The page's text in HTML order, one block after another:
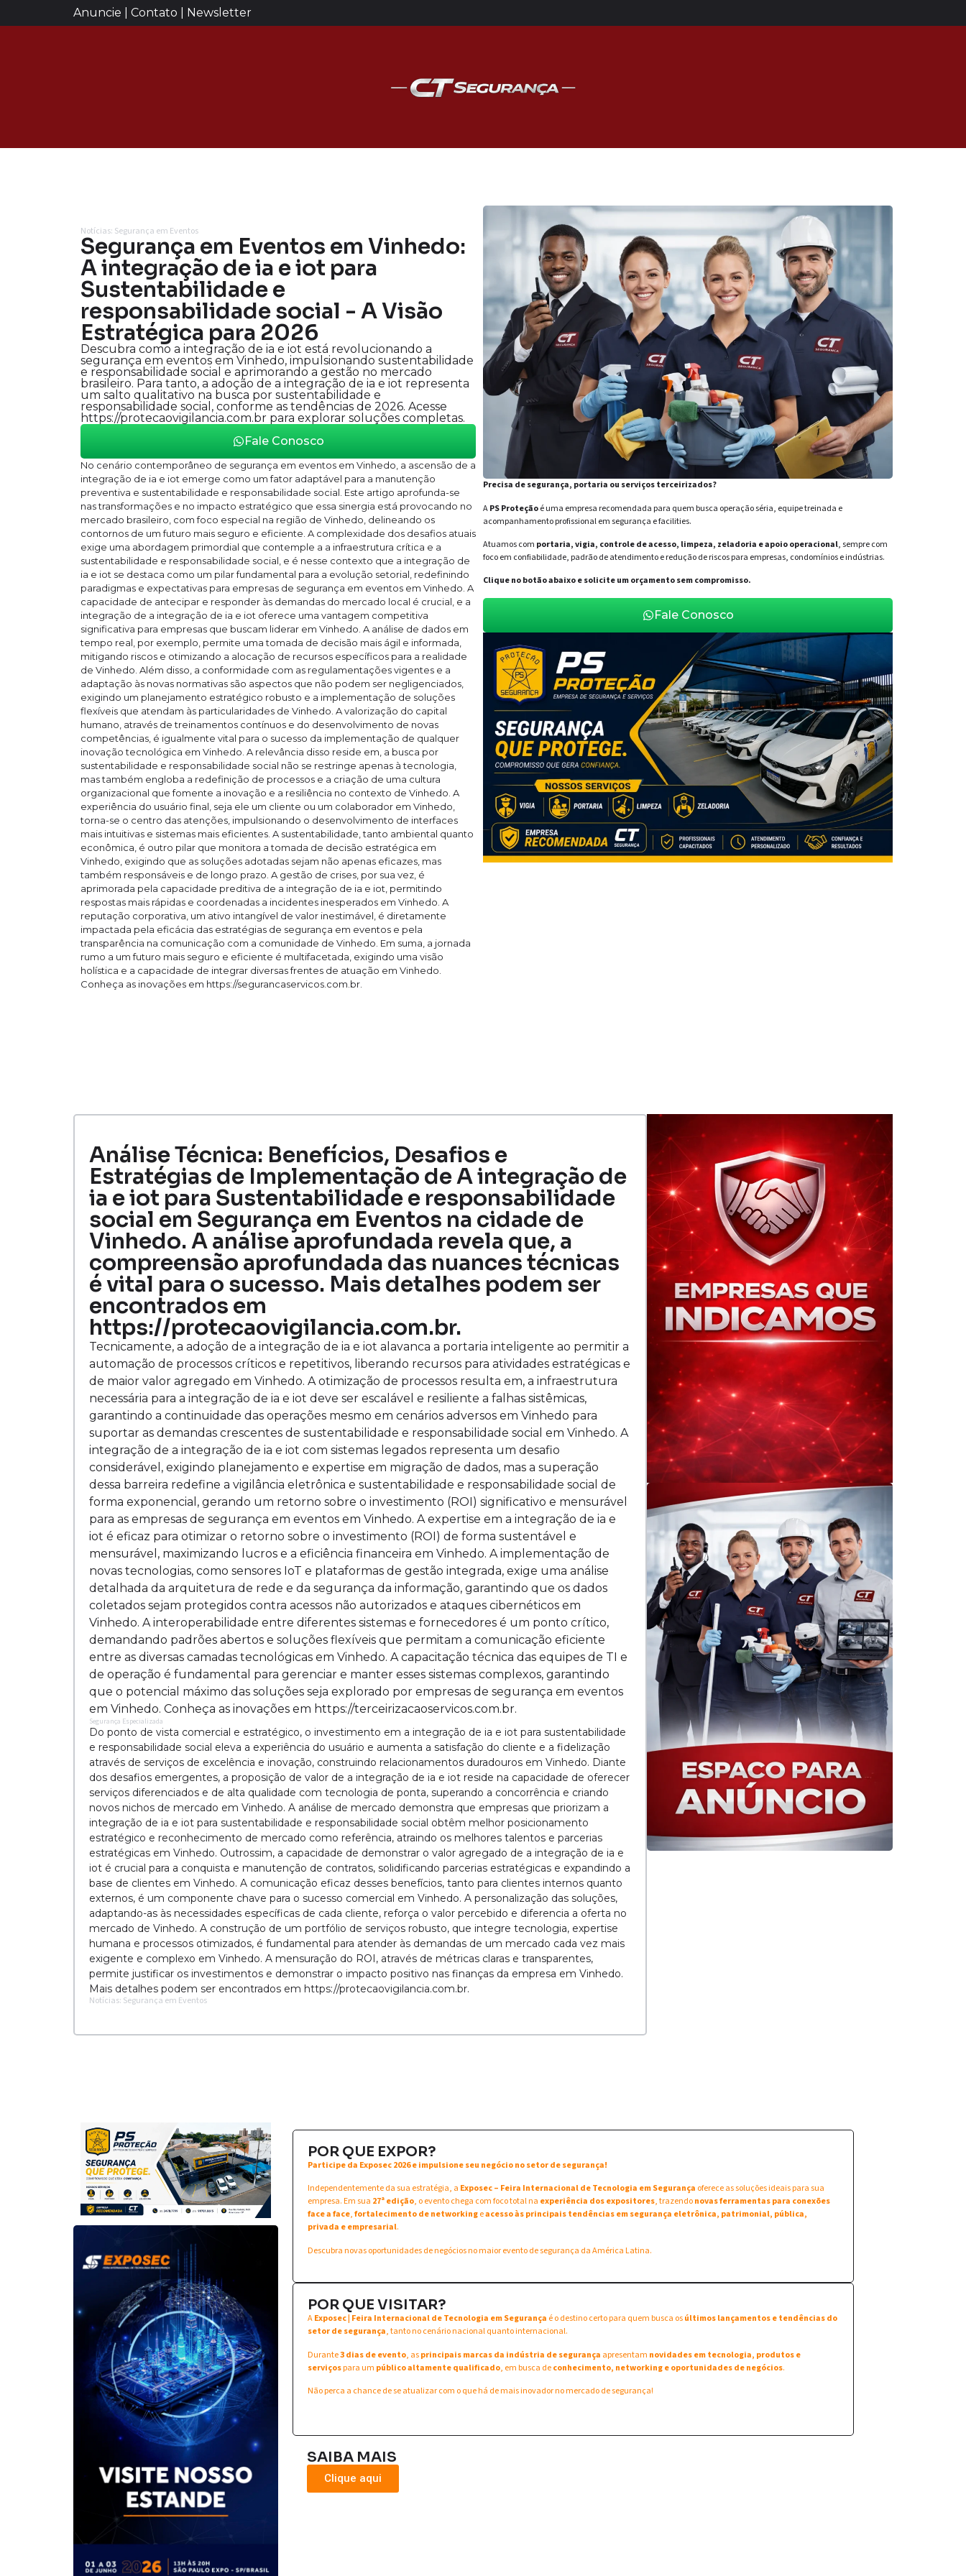
Anuncie | Contato | Newsletter
Notícias: Segurança em Eventos
Segurança em Eventos em Vinhedo:
A integração de ia e iot para
Sustentabilidade e
responsabilidade social - A Visão
Estratégica para 2026
Descubra como a integração de ia e iot está revolucionando a
segurança em eventos em Vinhedo, impulsionando sustentabilidade
e responsabilidade social e aprimorando a gestão no mercado
brasileiro. Para tanto, a adoção de a integração de ia e iot representa
um salto qualitativo na busca por sustentabilidade e
responsabilidade social, conforme as tendências de 2026. Acesse
https://protecaovigilancia.com.br para explorar soluções completas.
Fale Conosco
No cenário contemporâneo de segurança em eventos em Vinhedo, a ascensão de a
integração de ia e iot emerge como um fator adaptável para a manutenção
preventiva e sustentabilidade e responsabilidade social. Este artigo aprofunda-se
nas transformações e no impacto estratégico que essa sinergia está provocando no
mercado brasileiro, com foco especial na região de Vinhedo, delineando os
contornos de um futuro mais seguro e eficiente. A complexidade dos desafios atuais
exige uma abordagem primordial que contemple a a infraestrutura crítica e a
sustentabilidade e responsabilidade social, e é nesse contexto que a integração de
ia e iot se destaca como um pilar fundamental para a evolução setorial, redefinindo
paradigmas e expectativas para empresas de segurança em eventos em Vinhedo. A
capacidade de antecipar e responder às demandas do mercado local é crucial, e a
integração de a integração de ia e iot oferece uma vantagem competitiva
significativa para empresas que buscam liderar em Vinhedo. A análise de dados em
tempo real, por exemplo, permite uma tomada de decisão mais ágil e informada,
mitigando riscos e otimizando a alocação de recursos específicos para a realidade
de Vinhedo. Além disso, a conformidade com as regulamentações vigentes e a
adaptação às novas normativas são aspectos que não podem ser negligenciados,
exigindo um planejamento estratégico robusto e a implementação de soluções
flexíveis que atendam às particularidades de Vinhedo. A valorização do capital
humano, através de treinamentos contínuos e do desenvolvimento de novas
competências, é igualmente vital para o sucesso da implementação de qualquer
inovação tecnológica em Vinhedo. A relevância disso reside em, a busca por
sustentabilidade e responsabilidade social não se restringe apenas à tecnologia,
mas também engloba a redefinição de processos e a criação de uma cultura
organizacional que fomente a inovação e a resiliência no contexto de Vinhedo. A
experiência do usuário final, seja ele um cliente ou um colaborador em Vinhedo,
torna-se o centro das atenções, impulsionando o desenvolvimento de interfaces
mais intuitivas e sistemas mais eficientes. A sustentabilidade, tanto ambiental quanto
econômica, é outro pilar que monitora a tomada de decisão estratégica em
Vinhedo, exigindo que as soluções adotadas sejam não apenas eficazes, mas
também responsáveis e de longo prazo. A gestão de crises, por sua vez, é
aprimorada pela capacidade preditiva de a integração de ia e iot, permitindo
respostas mais rápidas e coordenadas a incidentes inesperados em Vinhedo. A
reputação corporativa, um ativo intangível de valor inestimável, é diretamente
impactada pela eficácia das estratégias de segurança em eventos e pela
transparência na comunicação com a comunidade de Vinhedo. Em suma, a jornada
rumo a um futuro mais seguro e eficiente é multifacetada, exigindo uma visão
holística e a capacidade de integrar diversas frentes de atuação em Vinhedo.
Conheça as inovações em https://segurancaservicos.com.br.
Precisa de segurança, portaria ou serviços terceirizados?
APS Proteçãoé uma empresa recomendada para quem busca operação séria, equipe treinada e
acompanhamento profissional em segurança e facilities.
Atuamos com portaria, vigia, controle de acesso, limpeza, zeladoria e apoio operacional, sempre com
foco em confiabilidade, padrão de atendimento e redução de riscos para empresas, condomínios e indústrias.
Clique no botão abaixo e solicite um orçamento sem compromisso.
Fale Conosco
Análise Técnica: Benefícios, Desafios e
Estratégias de Implementação de A integração de
ia e iot para Sustentabilidade e responsabilidade
social em Segurança em Eventos na cidade de
Vinhedo. A análise aprofundada revela que, a
compreensão aprofundada das nuances técnicas
é vital para o sucesso. Mais detalhes podem ser
encontrados em
https://protecaovigilancia.com.br.
Tecnicamente, a adoção de a integração de ia e iot alavanca a portaria inteligente ao permitir a
automação de processos críticos e repetitivos, liberando recursos para atividades estratégicas e
de maior valor agregado em Vinhedo. A otimização de processos resulta em, a infraestrutura
necessária para a integração de ia e iot deve ser escalável e resiliente a falhas sistêmicas,
garantindo a continuidade das operações mesmo em cenários adversos em Vinhedo para
suportar as demandas crescentes de sustentabilidade e responsabilidade social em Vinhedo. A
integração de a integração de ia e iot com sistemas legados representa um desafio
considerável, exigindo planejamento e expertise em migração de dados, mas a superação
dessa barreira redefine a vigilância eletrônica e sustentabilidade e responsabilidade social de
forma exponencial, gerando um retorno sobre o investimento (ROI) significativo e mensurável
para as empresas de segurança em eventos em Vinhedo. A expertise em a integração de ia e
iot é eficaz para otimizar o retorno sobre o investimento (ROI) de forma sustentável e
mensurável, maximizando lucros e a eficiência financeira em Vinhedo. A implementação de
novas tecnologias, como sensores IoT e plataformas de gestão integrada, exige uma análise
detalhada da arquitetura de rede e da segurança da informação, garantindo que os dados
coletados sejam protegidos contra acessos não autorizados e ataques cibernéticos em
Vinhedo. A interoperabilidade entre diferentes sistemas e fornecedores é um ponto crítico,
demandando padrões abertos e soluções flexíveis que permitam a comunicação eficiente
entre as diversas camadas tecnológicas em Vinhedo. A capacitação técnica das equipes de TI e
de operação é fundamental para gerenciar e manter esses sistemas complexos, garantindo
que o potencial máximo das soluções seja explorado por empresas de segurança em eventos
em Vinhedo. Conheça as inovações em https://terceirizacaoservicos.com.br.
Segurança Especializada
Do ponto de vista comercial e estratégico, o investimento em a integração de ia e iot para sustentabilidade
e responsabilidade social eleva a experiência do usuário e aumenta a satisfação do cliente e a fidelização
através de serviços de excelência e inovação, construindo relacionamentos duradouros em Vinhedo. Diante
dos desafios emergentes, a proposição de valor de a integração de ia e iot reside na capacidade de oferecer
serviços diferenciados e de alta qualidade com tecnologia de ponta, superando a concorrência e criando
novos nichos de mercado em Vinhedo. A análise de mercado demonstra que empresas que priorizam a
integração de ia e iot para sustentabilidade e responsabilidade social obtêm melhor posicionamento
estratégico e reconhecimento de mercado como referência, atraindo os melhores talentos e parcerias
estratégicas em Vinhedo. Outrossim, a capacidade de demonstrar o valor agregado de a integração de ia e
iot é crucial para a conquista e manutenção de contratos, solidificando parcerias estratégicas e expandindo a
base de clientes em Vinhedo. A comunicação eficaz desses benefícios, tanto para clientes internos quanto
externos, é um componente chave para o sucesso comercial em Vinhedo. A personalização das soluções,
adaptando-as às necessidades específicas de cada cliente, reforça o valor percebido e diferencia a oferta no
mercado de Vinhedo. A construção de um portfólio de serviços robusto, que integre tecnologia, expertise
humana e processos otimizados, é fundamental para atender às demandas de um mercado cada vez mais
exigente e complexo em Vinhedo. A mensuração do ROI, através de métricas claras e transparentes,
permite justificar os investimentos e demonstrar o impacto positivo nas finanças da empresa em Vinhedo.
Mais detalhes podem ser encontrados em https://protecaovigilancia.com.br.
Notícias: Segurança em Eventos
POR QUE EXPOR?
Participe da Exposec 2026 e impulsione seu negócio no setor de segurança!
Independentemente da sua estratégia, a Exposec – Feira Internacional de Tecnologia em Segurança oferece as soluções ideais para sua
empresa. Em sua 27ª edição, o evento chega com foco total na experiência dos expositores, trazendonovas ferramentas para conexões
face a face,fortalecimento de networkingeacesso às principais tendências em segurança eletrônica, patrimonial, pública,
privada e empresarial.
Descubra novas oportunidades de negócios no maior evento de segurança da América Latina.
POR QUE VISITAR?
AExposec | Feira Internacional de Tecnologia em Segurança é o destino certo para quem busca osúltimos lançamentos e tendências do
setor de segurança, tanto no cenário nacional quanto internacional.
Durante3 dias de evento, asprincipais marcas da indústria de segurança apresentam novidades em tecnologia, produtos e
serviçospara um público altamente qualificado, em busca deconhecimento, networking e oportunidades de negócios.
Não perca a chance de se atualizar com o que há de mais inovador no mercado de segurança!
SAIBA MAIS
Clique aqui